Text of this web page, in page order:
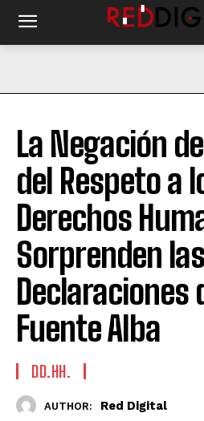
La Negación
del Respeto a
Derechos
Sorprenden las
Declaraciones
Fuente Alba
DD.HH.
AUTHOR: Red Digital